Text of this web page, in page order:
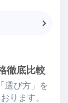
徹底比較
選び方」を
ります。